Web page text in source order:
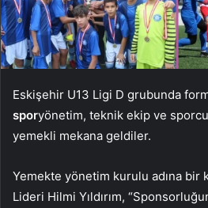
Eskişehir U13 Ligi D grubunda
sporyönetim, teknik ekip ve
yemekli mekana geldiler.
Yemekte yönetim kurulu adına bir
Lideri Hilmi Yıldırım,